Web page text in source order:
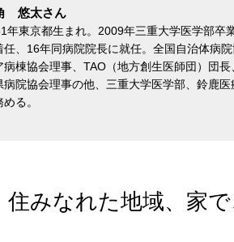
悠太さん
年東京都生まれ。2009年三重大学医学部卒
任、16年同病院院長に就任。全国自治体病
病棟協会理事、TAO（地方創生医師団）団
病院協会理事の他、三重大学医学部、鈴鹿
る。
みなれた地域、家